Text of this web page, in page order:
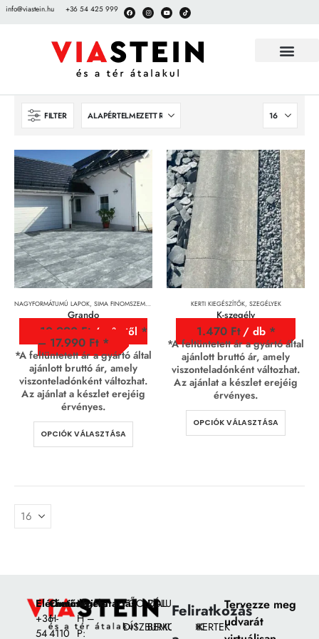
info@viastein.hu +36 54 425 999
FILTER
NAGYFORMÁTUMÚ LAPOK, SIMA FINOMSZEMCSÉS FELÜLETŰ TÉRKÖVEK ,TÉRKÖVEK,
Grando
10.990 Ft / m² - től
– 17.990 Ft
*A feltüntetett ár a gyártó által
ajánlott bruttó ár, amely
viszonteladónként változhat.
Az ajánlat a készlet erejéig
érvényes.
OPCIÓK VÁLASZTÁSA
KERTI KIEGÉSZÍTŐK, SZEGÉLYEK
K-szegély
1.470 Ft / db
*A feltüntetett ár a gyártó által
ajánlott bruttó ár, amely
viszonteladónként változhat.
Az ajánlat a készlet erejéig
érvényes.
OPCIÓK VÁLASZTÁSA
Elérhetőségek:
+36
54
Címünk:
H-
4110
Nyitvatartás
H –
P:
FŐOLDAL
DÍSZBURKOLATOK
RÓLUNK
BEMUTATÓKERTEK
FeliratkozásTervezze meg
udvarát